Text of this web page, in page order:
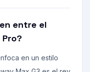
entre el
en un estilo